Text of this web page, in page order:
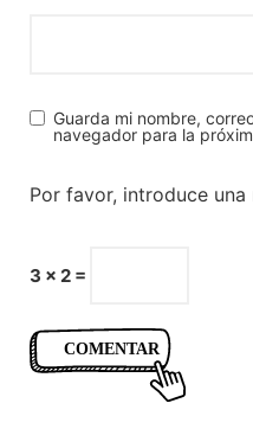
Guarda mi nombre,
navegador para la
Por favor, introduce
3 × 2 =